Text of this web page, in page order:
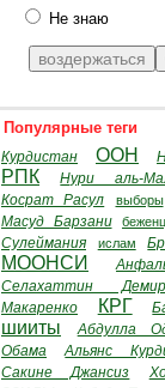
Не знаю
Популярные теги
Курдистан ООН
РПК Нури аль-
Косрат Расул выборы
Масуд Барзани
Сулеймания
ислам
МООНСИ
Селахаттин
Макаренко
КРГ
шииты Абдулла
Обама
Альянс
Сакине Джансиз